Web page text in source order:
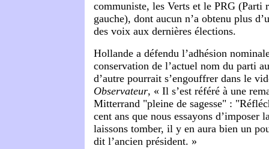
communiste, les Verts et le PRG (Parti
gauche), dont aucun n’a obtenu plus
des voix aux dernières élections.
Hollande a défendu l’adhésion
conservation de l’actuel nom du parti
d’autre pourrait s’engouffrer dans le
Observateur, « Il s’est référé à une
Mitterrand "pleine de sagesse" :
cent ans que nous essayons d’imposer
laissons tomber, il y en aura bien un
dit l’ancien président. »